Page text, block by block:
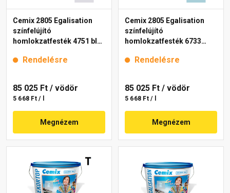
Cemix 2805 Egalisation
színfelújító
homlokzatfesték 4751 blue
Rendelésre
85 025 Ft / vödör
5 668 Ft / l
Megnézem
Cemix 2805 Egalisation
színfelújító
homlokzatfesték 6733
Rendelésre
85 025 Ft / vödör
5 668 Ft / l
Megnézem